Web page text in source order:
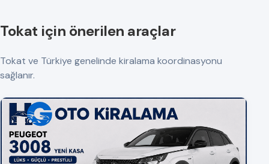
Tokat için önerilen araçlar
Tokat ve Türkiye genelinde kiralama koordinasyonu
sağlanır.